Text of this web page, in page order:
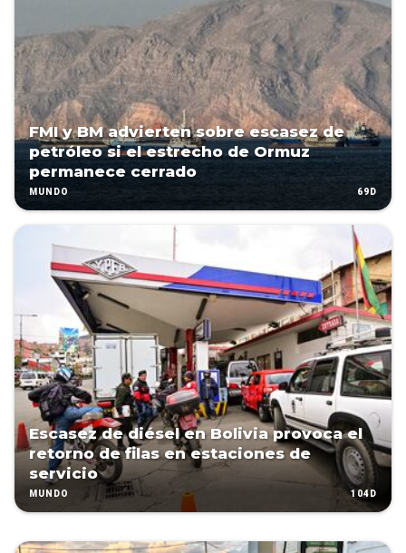
FMI y BM advierten sobre escasez de
petróleo si el estrecho de Ormuz
permanece cerrado
MUNDO 69D
Escasez de diésel en Bolivia provoca el
retorno de filas en estaciones de
servicio
MUNDO 104D